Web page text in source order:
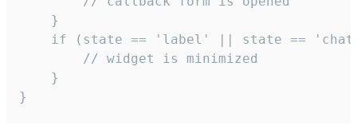
    }
if (state == 'label' || state ==
        // widget is minimized
    }
}